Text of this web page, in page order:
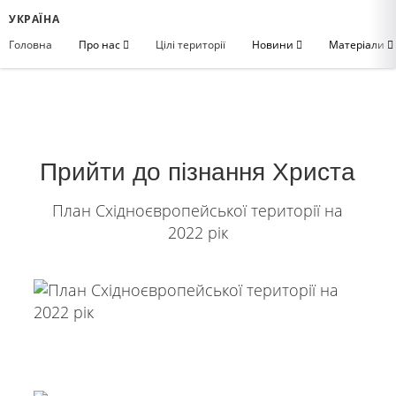
УКРАЇНА
Головна
Про нас Цілі території Новини Матеріали
Прийти до пізнання Христа
План Східноєвропейської території на
2022 рік